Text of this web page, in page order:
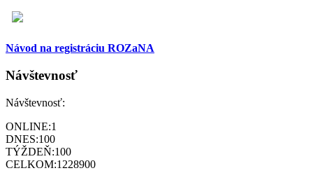
Návod na registráciu ROZaNA
Návštevnosť
Návštevnosť:
ONLINE:1
DNES:100
TÝŽDEŇ:100
CELKOM:1228900